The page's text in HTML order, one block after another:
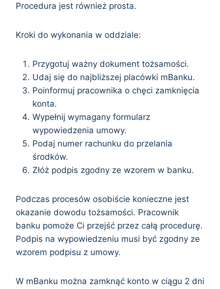
Procedura jest również prosta.
Kroki do wykonania w oddziale:
Przygotuj ważny dokument tożsamości.
Udaj się do najbliższej placówki mBanku.
Poinformuj pracownika o chęci zamknięcia
konta.
Wypełnij wymagany formularz
wypowiedzenia umowy.
Podaj numer rachunku do przelania
środków.
Złóż podpis zgodny ze wzorem w banku.
Podczas procesów osobiście konieczne jest
okazanie dowodu tożsamości. Pracownik
banku pomoże Ci przejść przez całą procedurę.
Podpis na wypowiedzeniu musi być zgodny ze
wzorem podpisu z umowy.
W mBanku można zamknąć konto w ciągu 2 dni